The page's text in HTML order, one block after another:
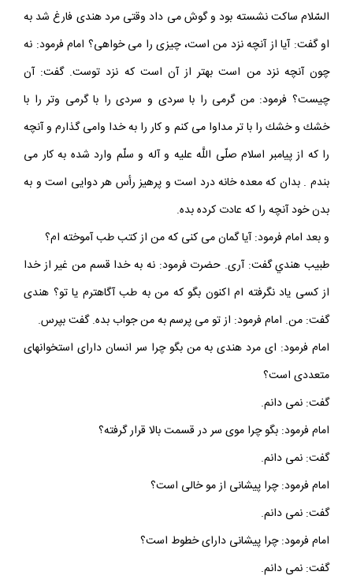
السّلام ساكت نشسته بود و گوش مى‏ داد وقتى مرد هندى فارغ شد به
او گفت: آيا از آنچه نزد من است، چيزى را مى‏ خواهى؟ امام فرمود: نه
چون آنچه نزد من است بهتر از آن است كه نزد توست. گفت: آن
چيست؟ فرمود: من گرمى را با سردى و سردى را با گرمى وتر را با
خشك و خشك را با تر مداوا مى‏ كنم و كار را به خدا وامى‏ گذارم و آنچه
را كه از پيامبر اسلام صلّى اللَّه عليه و آله و سلّم وارد شده به كار مى‏
بندم . بدان كه معده خانه درد است و پرهيز رأس هر دوايى است و به
بدن خود آنچه را كه عادت كرده بده.
و بعد امام فرمود: آيا گمان مى‏ كنى كه من از كتب طب آموخته ‏ام؟
طبيب هندي گفت: آرى. حضرت فرمود: نه به خدا قسم من غير از خدا
از كسى ياد نگرفته ‏ام اكنون بگو كه من به طب آگاهترم يا تو؟ هندى
گفت: من. امام فرمود: از تو مى‏ پرسم به من جواب بده. گفت بپرس.
امام فرمود: اى مرد هندى به من بگو چرا سر انسان داراى استخوانهاى
متعددى است؟
گفت: نمى ‏دانم.
امام فرمود: بگو چرا موى سر در قسمت بالا قرار گرفته؟
گفت: نمى ‏دانم.
امام فرمود: چرا پيشانى از مو خالى است؟
گفت: نمى‏ دانم.
امام فرمود: چرا پيشانى داراى خطوط است؟
گفت: نمى‏ دانم.